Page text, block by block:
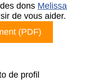
dons Melissa
de vous aider.
(PDF)